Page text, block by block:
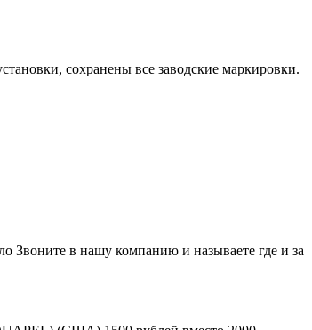
сохранены все заводские маркировки.
Звоните в нашу компанию и называете где и за